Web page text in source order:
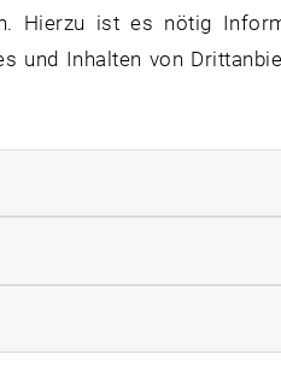
Hierzu ist es nötig
und Inhalten von